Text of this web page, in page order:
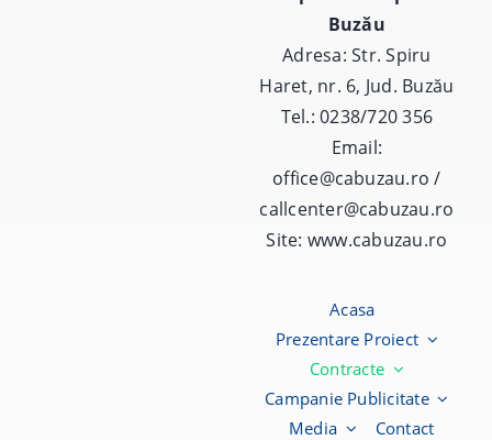
Buzău
Adresa: Str. Spiru
Haret, nr. 6, Jud. Buzău
Tel.: 0238/720 356
Email:
office@cabuzau.ro /
callcenter@cabuzau.ro
Site: www.cabuzau.ro
Acasa
Prezentare Proiect
Contracte
Campanie Publicitate
Media
Contact